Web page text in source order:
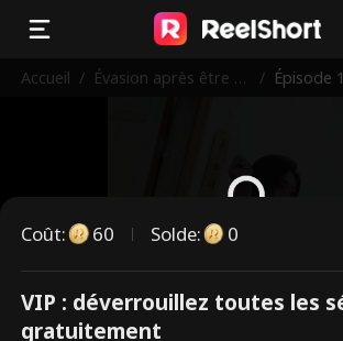
Accueil / Évasion après être T
/ Épisode
Ce sont des épisodes
Débloquez pour
Coût: 60 Solde: 0
VIP : déverrouillez toutes les
gratuitement